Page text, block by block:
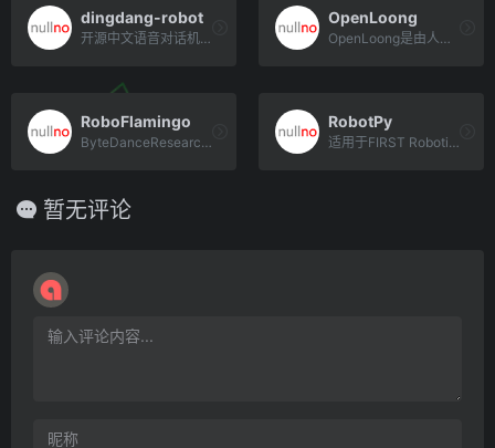
dingdang-robot
开源中文语音对话机器人/智能音箱项目
OpenLoong
OpenLoong是由人形机器人（上海）有限公司运营的开源项目，目标是推动人形机器人全场景应用、助力具身智能时代的到来。
RoboFlamingo
ByteDanceResearch基于开源的多模态语言视觉大模型OpenFlamingo开发了开源、易[…]
RobotPy
适用于FIRST Robotics竞赛项目
暂无评论